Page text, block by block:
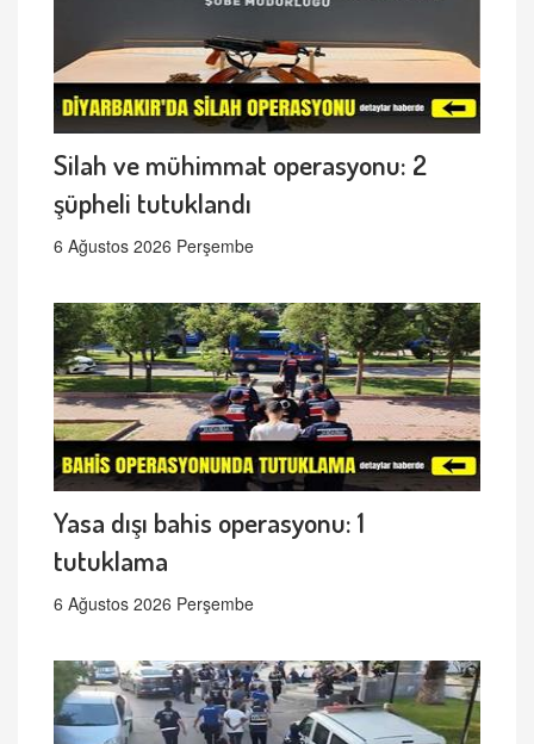
Silah ve mühimmat operasyonu: 2
şüpheli tutuklandı
6 Ağustos 2026 Perşembe
Yasa dışı bahis operasyonu: 1
tutuklama
6 Ağustos 2026 Perşembe